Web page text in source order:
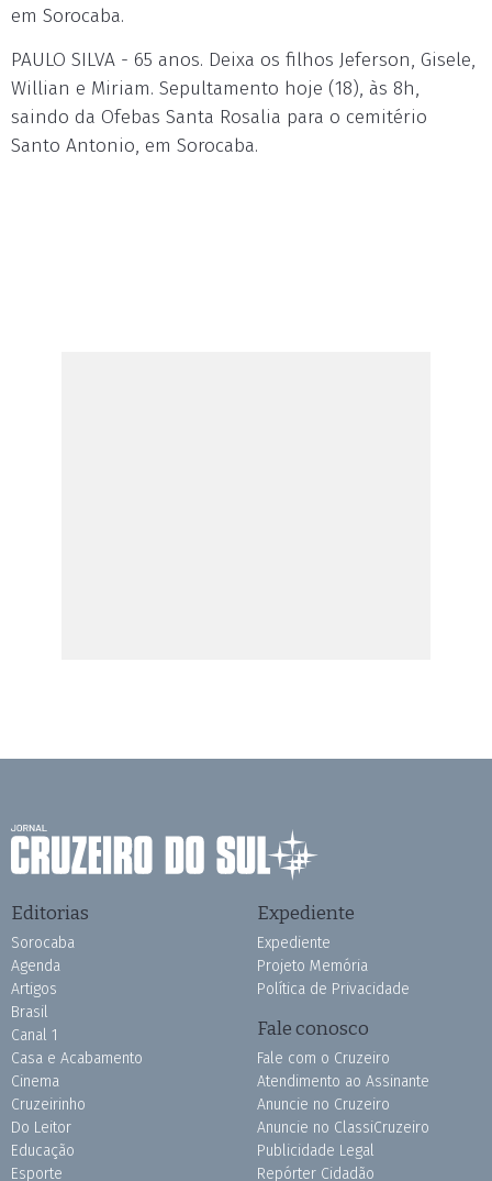
em Sorocaba.
PAULO SILVA - 65 anos. Deixa os filhos Jeferson, Gisele,
Willian e Miriam. Sepultamento hoje (18), às 8h,
saindo da Ofebas Santa Rosalia para o cemitério
Santo Antonio, em Sorocaba.
Editorias
Sorocaba
Agenda
Artigos
Brasil
Canal 1
Casa e Acabamento
Cinema
Cruzeirinho
Do Leitor
Educação
Esporte
Expediente
Expediente
Projeto Memória
Política de Privacidade
Fale conosco
Fale com o Cruzeiro
Atendimento ao Assinante
Anuncie no Cruzeiro
Anuncie no ClassiCruzeiro
Publicidade Legal
Repórter Cidadão